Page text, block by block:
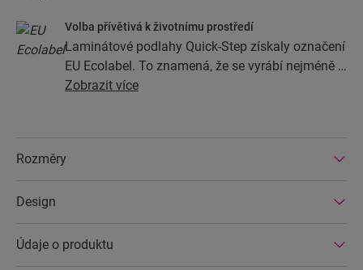
Volba přívětivá k životnímu prostředí
Laminátové podlahy Quick-Step získaly označení
EU Ecolabel. To znamená, že se vyrábí nejméně z
80 % z trvale udržitelných zdrojů dřeva, nemá ve
dlouhou životnost a rozšířenou záruku, protože je
Zobrazit více
Rozměry
Design
Údaje o produktu